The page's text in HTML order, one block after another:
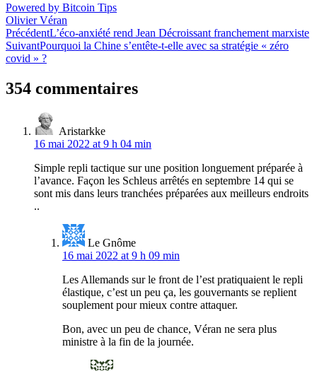
Powered by Bitcoin Tips
Olivier Véran
Navigation
de
PrécédentL’éco-anxiété rend Jean Décroissant franchement marxiste
SuivantPourquoi la Chine s’entête-t-elle avec sa stratégie « zéro
covid » ?
354 commentaires
Aristarkke
16 mai 2022 at 9 h 04 min
Simple repli tactique sur une position longuement préparée à
l’avance. Façon les Schleus arrêtés en septembre 14 qui se
sont mis dans leurs tranchées préparées aux meilleurs endroits
..
Le Gnôme
16 mai 2022 at 9 h 09 min
Les Allemands sur le front de l’est pratiquaient le repli
élastique, c’est un peu ça, les gouvernants se replient
souplement pour mieux contre attaquer.
Bon, avec un peu de chance, Véran ne sera plus
ministre à la fin de la journée.